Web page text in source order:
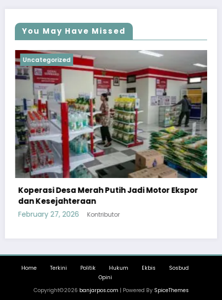
You May Have Missed
Ekspor
Uncategorized
Upaya Intervensi Pemerintah Untuk
Masyarakat
February 4, 2026